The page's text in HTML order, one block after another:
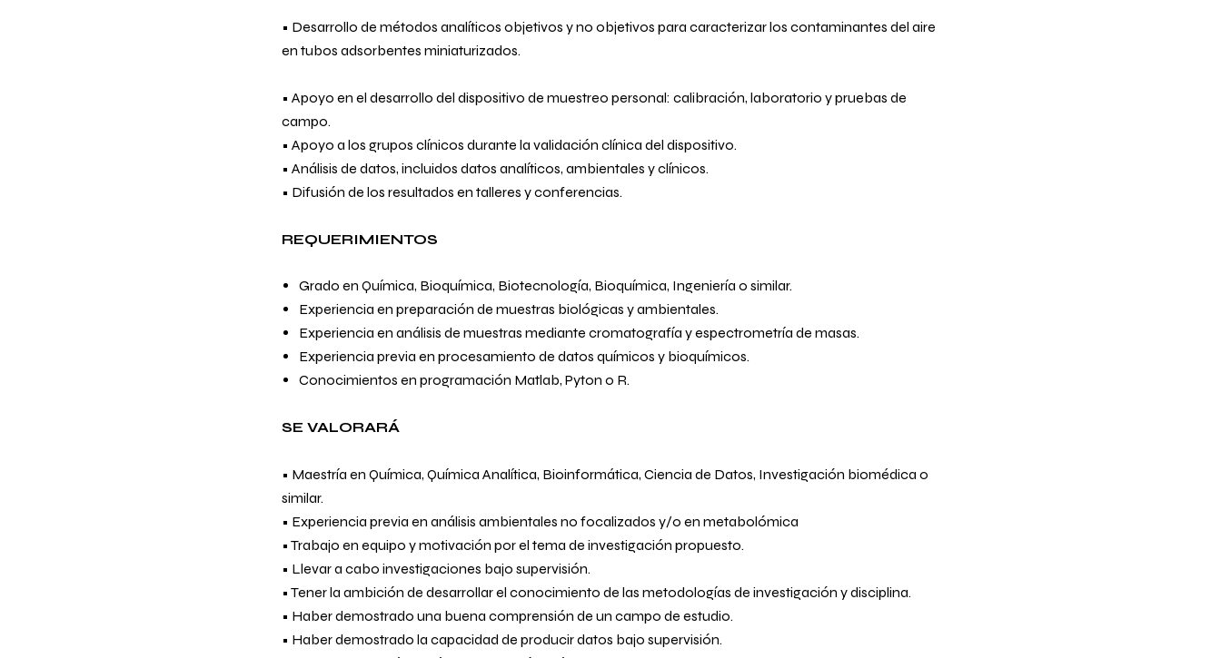
• Desarrollo de métodos analíticos objetivos y no objetivos para caracterizar los contaminantes del aire
en tubos adsorbentes miniaturizados.
• Apoyo en el desarrollo del dispositivo de muestreo personal: calibración, laboratorio y pruebas de
campo.
• Apoyo a los grupos clínicos durante la validación clínica del dispositivo.
• Análisis de datos, incluidos datos analíticos, ambientales y clínicos.
• Difusión de los resultados en talleres y conferencias.
REQUERIMIENTOS
Grado en Química, Bioquímica, Biotecnología, Bioquímica, Ingeniería o similar.
Experiencia en preparación de muestras biológicas y ambientales.
Experiencia en análisis de muestras mediante cromatografía y espectrometría de masas.
Experiencia previa en procesamiento de datos químicos y bioquímicos.
Conocimientos en programación Matlab, Pyton o R.
SE VALORARÁ
• Maestría en Química, Química Analítica, Bioinformática, Ciencia de Datos, Investigación biomédica o
similar.
• Experiencia previa en análisis ambientales no focalizados y/o en metabolómica
• Trabajo en equipo y motivación por el tema de investigación propuesto.
• Llevar a cabo investigaciones bajo supervisión.
• Tener la ambición de desarrollar el conocimiento de las metodologías de investigación y disciplina.
• Haber demostrado una buena comprensión de un campo de estudio.
• Haber demostrado la capacidad de producir datos bajo supervisión.